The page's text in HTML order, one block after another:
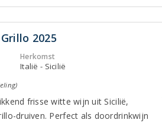
2025
Herkomst
Italië - Sicilië
frisse witte wijn uit Sicilië,
druiven. Perfect als doordrinkwijn